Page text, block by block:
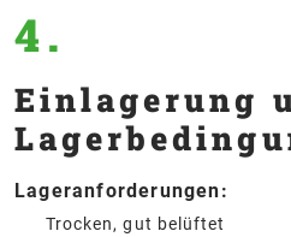
4.
Einlagerung
Lageranforderungen:
Trocken, gut belüftet